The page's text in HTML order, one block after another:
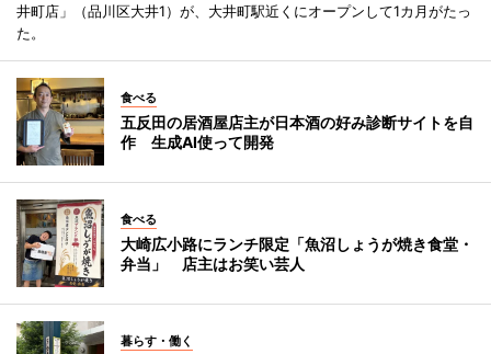
井町店」（品川区大井1）が、大井町駅近くにオープンして1カ月がたっ
た。
食べる
五反田の居酒屋店主が日本酒の好み診断サイトを自
作 生成AI使って開発
食べる
大崎広小路にランチ限定「魚沼しょうが焼き食堂・
弁当」 店主はお笑い芸人
暮らす・働く